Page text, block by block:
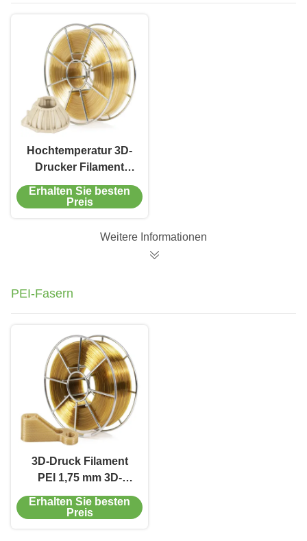
Hochtemperatur 3D-
Drucker Filament
PPSU Filament
1,75mm 3D-
Erhalten Sie besten
Preis
Weitere Informationen
PEI-Fasern
3D-Druck Filament
PEI 1,75 mm 3D-
Filament
Hochleistungsmaterialien
Erhalten Sie besten
Preis